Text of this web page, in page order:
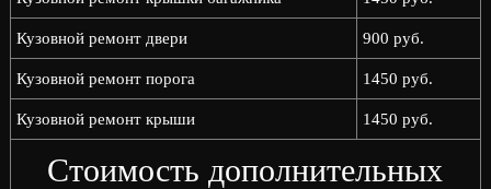
Кузовной ремонт двери 900 руб.
Кузовной ремонт порога 1450 руб.
Кузовной ремонт крыши 1450 руб.
Стоимость дополнительных